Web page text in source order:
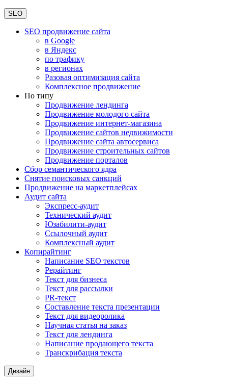
SEO
SEO продвижение сайта
в Google
в Яндекс
по трафику
в регионах
Разовая оптимизация сайта
Комплексное продвижение
По типу
Продвижение лендинга
Продвижение молодого сайта
Продвижение интернет-магазина
Продвижение сайтов недвижимости
Продвижение сайта автосервиса
Продвижение строительных сайтов
Продвижение порталов
Сбор семантического ядра
Снятие поисковых санкций
Продвижение на маркетплейсах
Аудит сайта
Экспресс-аудит
Технический аудит
Юзабилити-аудит
Ссылочный аудит
Комплексный аудит
Копирайтинг
Написание SEO текстов
Рерайтинг
Текст для бизнеса
Текст для рассылки
PR-текст
Составление текста презентации
Текст для видеоролика
Научная статья на заказ
Текст для лендинга
Написание продающего текста
Транскрибация текста
Дизайн